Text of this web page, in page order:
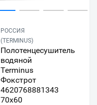
РОССИЯ
(TERMINUS)
Полотенцесушитель
водяной
Terminus
Фокстрот
4620768881343
70х60